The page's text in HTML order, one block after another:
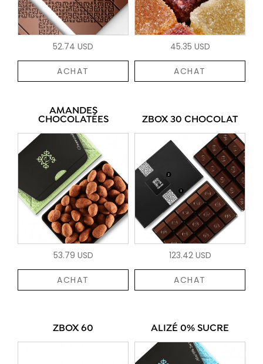
52.74 USD
ACHAT
45.35 USD
ACHAT
AMANDES
CHOCOLATÉES
53.79 USD
ACHAT
ZBOX 30 CHOCOLAT
123.42 USD
ACHAT
ZBOX 60 ALIZÉ 0% SUCRE